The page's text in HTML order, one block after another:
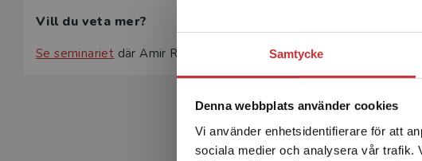
Samtycke
Denna webbplats använder cookies
Vi använder enhetsidentifierare för att
sociala medier och analysera vår trafik.
Det
enhet
Vill du veta mer?
Se seminariet där Amir Rostami & Jerzy Sarnecki ger en översikt